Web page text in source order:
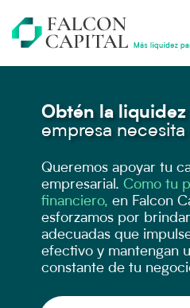
Obtén la liquidez
empresa necesita
Queremos apoyar tu
empresarial.Como tu
financiero, en Falcon
esforzamos por
adecuadas que
efectivo y mantengan
constante de tu